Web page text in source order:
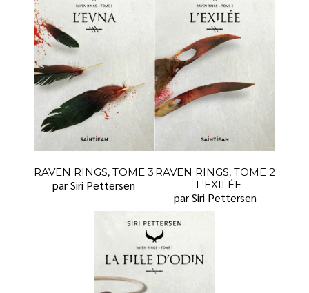
RAVEN RINGS, TOME 3
par Siri Pettersen
RAVEN RINGS, TOME 2
- L'EXILÉE
par Siri Pettersen